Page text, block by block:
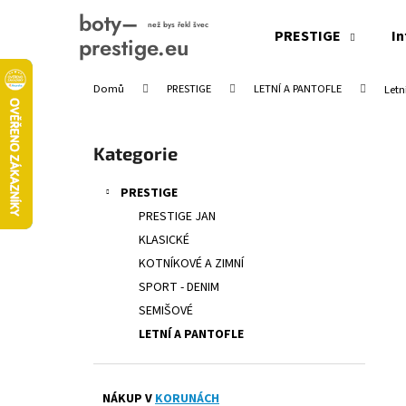
PRESTIGE
Domů PRESTIGE LETNÍ A PANTOFLE
Přeskočit
kategorie
Kategorie
PRESTIGE
PRESTIGE JAN
KLASICKÉ
KOTNÍKOVÉ A ZIMNÍ
SPORT - DENIM
SEMIŠOVÉ
LETNÍ A PANTOFLE
NÁKUP VKORUNÁCH
š
í
k
Zpět
Zpět